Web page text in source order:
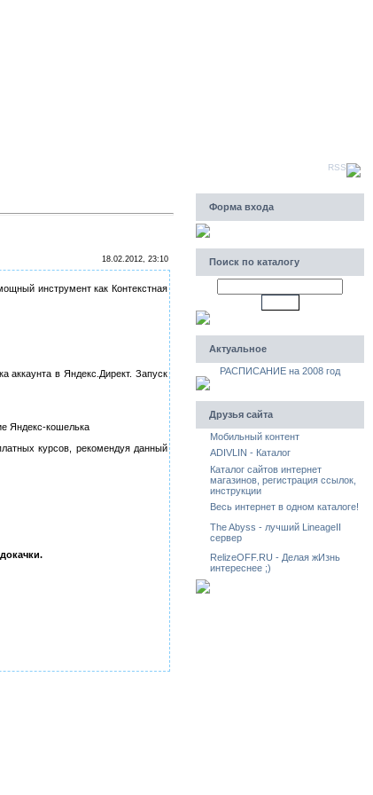
RSS
18.02.2012, 23:10
инструмент как Контекстная
аккаунта в Яндекс.Директ. Запуск
Яндекс-кошелька
курсов, рекомендуя данный
Форма входа
Поиск по каталогу
Актуальное
РАСПИСАНИЕ на 2008 год
Друзья сайта
Мобильный контент
ADIVLIN - Каталог
Каталог сайтов интернет
магазинов, регистрация ссылок,
инструкции
Весь интернет в одном каталоге!
The Abyss - лучший LineageII
сервер
RelizeOFF.RU - Делая жИзнь
интереснее ;)